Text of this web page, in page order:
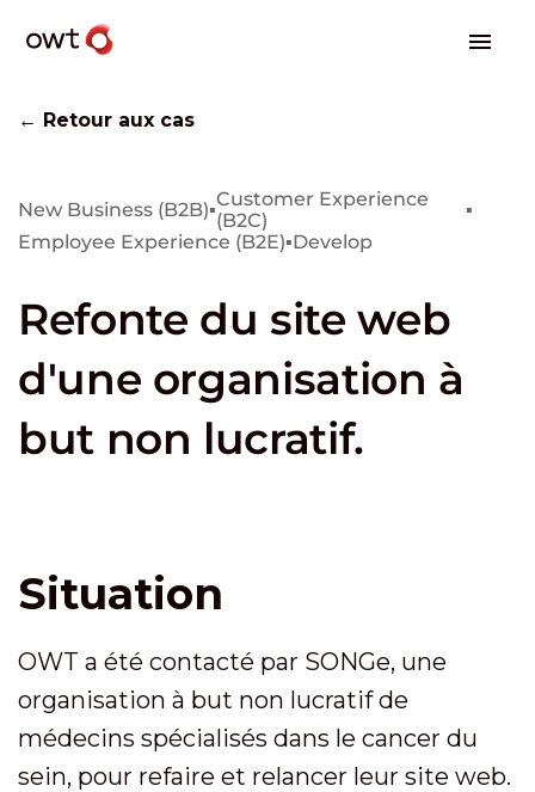
← Retour aux cas
New Business (B2B)▪Customer Experience
(B2C)
▪
Employee Experience (B2E)▪Develop
Refonte du site web
d'une organisation à
but non lucratif.
Situation
OWT a été contacté par SONGe, une
organisation à but non lucratif de
médecins spécialisés dans le cancer du
sein, pour refaire et relancer leur site web.